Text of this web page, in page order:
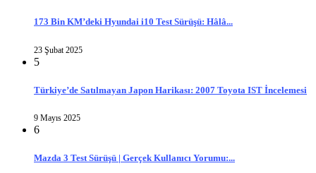
173 Bin KM’deki Hyundai i10 Test Sürüşü: Hâlâ...
23 Şubat 2025
5
Türkiye’de Satılmayan Japon Harikası: 2007 Toyota IST İncelemesi
9 Mayıs 2025
6
Mazda 3 Test Sürüşü | Gerçek Kullanıcı Yorumu:...